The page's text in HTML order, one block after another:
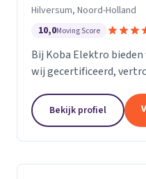
Hilversum, Noord-Holland
10,0Moving Score
Bij Koba Elektro
wij gecertificeerd,
problemen snel
Bekijk profiel